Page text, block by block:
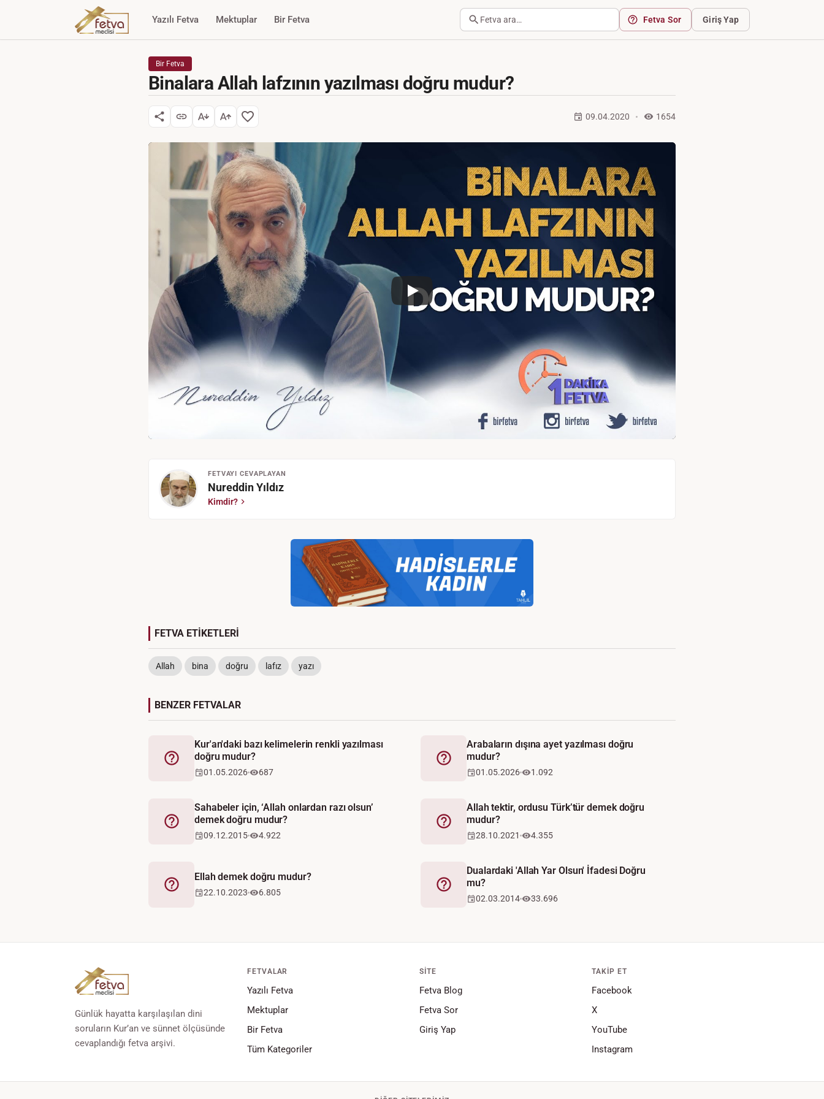
Yazılı Fetva Mektuplar Bir Fetva Fetva ara… Fetva Sor Giriş Yap
Bir Fetva
Binalara Allah lafzının yazılması doğru mudur?
09.04.2020 1654
FETVAYI CEVAPLAYAN
Nureddin Yıldız
Kimdir?
FETVA ETİKETLERİ
Allah bina doğru lafız yazı
BENZER FETVALAR
Fetva
Kur'an'daki bazı kelimelerin renkli yazılması
doğru mudur?
01.05.2026 687
Fetva
Arabaların dışına ayet yazılması doğru
mudur?
01.05.2026 1.092
Fetva
Sahabeler için, ‘Allah onlardan razı olsun’
demek doğru mudur?
09.12.2015 4.922
Fetva
Allah tektir, ordusu Türk’tür demek doğru
mudur?
28.10.2021 4.355
Fetva
Ellah demek doğru mudur?
22.10.2023 6.805 Fetva
Dualardaki 'Allah Yar Olsun' İfadesi Doğru
mu?
02.03.2014 33.696
Günlük hayatta karşılaşılan dini
soruların Kur’an ve sünnet ölçüsünde
cevaplandığı fetva arşivi.
FETVALAR
Yazılı Fetva
Mektuplar
Bir Fetva
Tüm Kategoriler
SITE
Fetva Blog
Fetva Sor
Giriş Yap
TAKIP ET
Facebook
X
YouTube
Instagram